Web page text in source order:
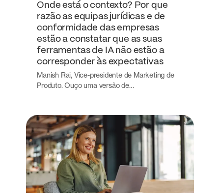
Onde está o contexto? Por que
razão as equipas jurídicas e de
conformidade das empresas
estão a constatar que as suas
ferramentas de IA não estão a
corresponder às expectativas
Manish Rai, Vice-presidente de Marketing de
Produto. Ouço uma versão de…